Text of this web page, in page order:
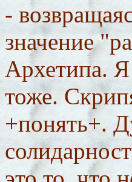
-
значение
Архетипа.
тоже.
+понять+.